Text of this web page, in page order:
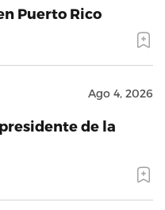
Puerto Rico
Ago 4, 2026
de la